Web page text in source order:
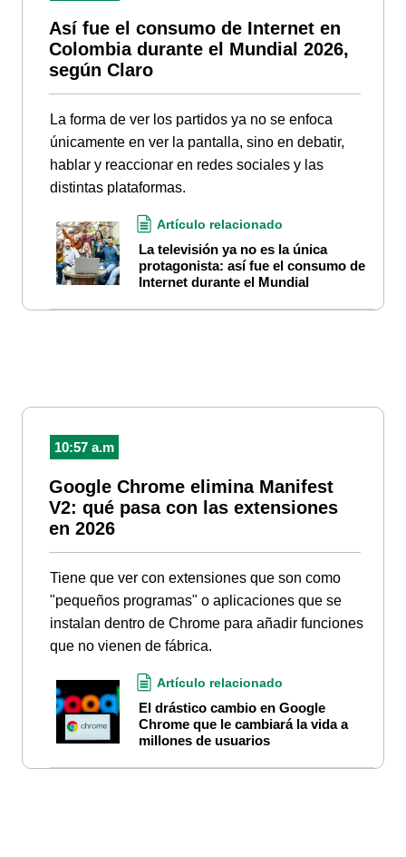
Así fue el consumo de Internet en
Colombia durante el Mundial 2026,
según Claro
La forma de ver los partidos ya no se enfoca
únicamente en ver la pantalla, sino en debatir,
hablar y reaccionar en redes sociales y las
distintas plataformas.
Artículo relacionado
La televisión ya no es la única
protagonista: así fue el consumo de
Internet durante el Mundial
10:57 a.m
Google Chrome elimina Manifest
V2: qué pasa con las extensiones
en 2026
Tiene que ver con extensiones que son como
"pequeños programas" o aplicaciones que se
instalan dentro de Chrome para añadir funciones
que no vienen de fábrica.
Artículo relacionado
El drástico cambio en Google
Chrome que le cambiará la vida a
millones de usuarios